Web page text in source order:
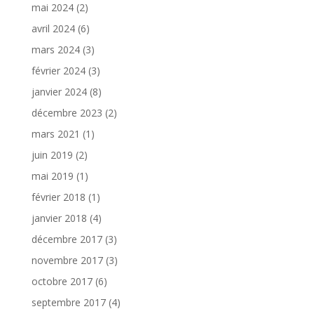
mai 2024(2)
avril 2024(6)
mars 2024(3)
février 2024(3)
janvier 2024(8)
décembre 2023 (2)
mars 2021 (1)
juin 2019 (2)
mai 2019 (1)
février 2018 (1)
janvier 2018 (4)
décembre 2017(3)
novembre 2017(3)
octobre 2017(6)
septembre 2017(4)